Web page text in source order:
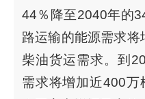
44％降至2040年的
路运输的能源需求将
柴油货运需求。到
需求将增加近400